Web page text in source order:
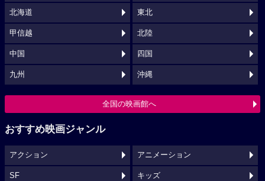
北海道 東北
甲信越 北陸
中国 四国
九州 沖縄
全国の映画館へ
おすすめ映画ジャンル
アクション アニメーション
SF キッズ